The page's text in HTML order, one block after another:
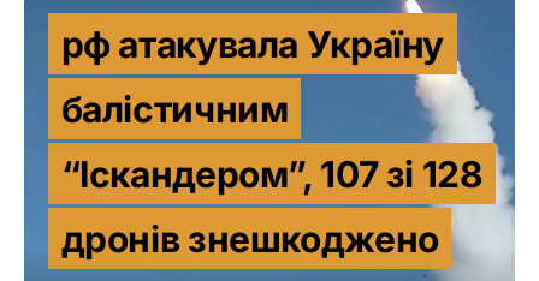
рф атакувала Україну
балістичним
“Іскандером”, 107 зі 128
дронів знешкоджено